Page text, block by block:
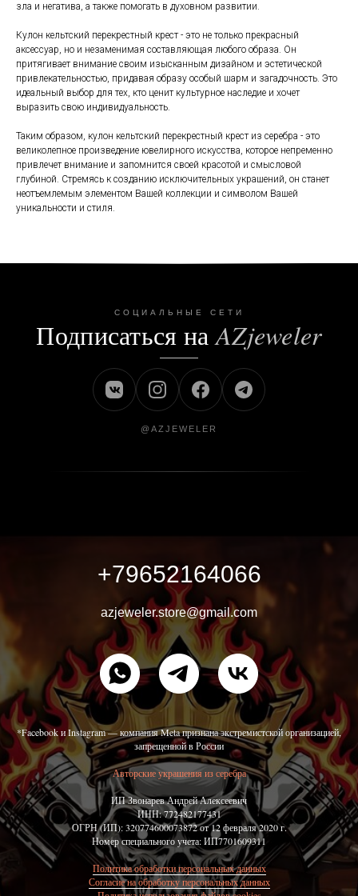
зла и негатива, а также помогать в духовном развитии.
Кулон кельтский перекрестный крест - это не только прекрасный
аксессуар, но и незаменимая составляющая любого образа. Он
притягивает внимание своим изысканным дизайном и эстетической
привлекательностью, придавая образу особый шарм и загадочность. Это
идеальный выбор для тех, кто ценит культурное наследие и хочет
выразить свою индивидуальность.
Таким образом, кулон кельтский перекрестный крест из серебра - это
великолепное произведение ювелирного искусства, которое непременно
привлечет внимание и запомнится своей красотой и смысловой
глубиной. Стремясь к созданию исключительных украшений, он станет
неотъемлемым элементом Вашей коллекции и символом Вашей
уникальности и стиля.
СОЦИАЛЬНЫЕ СЕТИ
Подписаться наAZjeweler
@AZJEWELER
+79652164066
azjeweler.store@gmail.com
*Facebook и Instagram — компания Meta признана экстремистской организацией,
запрещенной в России
Авторские украшения из серебра
ИП Звонарев Андрей Алексеевич
ИНН: 772482177431
ОГРН (ИП): 320774600073872 от 12 февраля 2020 г.
Номер специального учета: ИП7701609311
Политика обработки персональных данных
Согласие на обработку персональных данных